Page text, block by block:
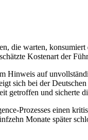
die warten, konsumiert
Kostenart der
Hinweis auf
sich bei der
getroffen und sicherte
Prozesses einen
Monate später